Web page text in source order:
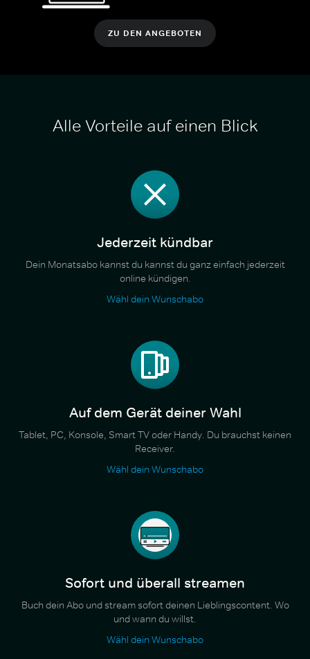
ZU DEN ANGEBOTEN
Alle Vorteile auf einen Blick
Jederzeit kündbar
Dein Monatsabo kannst du kannst du ganz einfach jederzeit
online kündigen.
Wähl dein Wunschabo
Auf dem Gerät deiner Wahl
Tablet, PC, Konsole, Smart TV oder Handy. Du brauchst keinen
Receiver.
Wähl dein Wunschabo
Sofort und überall streamen
Buch dein Abo und stream sofort deinen Lieblingscontent. Wo
und wann du willst.
Wähl dein Wunschabo